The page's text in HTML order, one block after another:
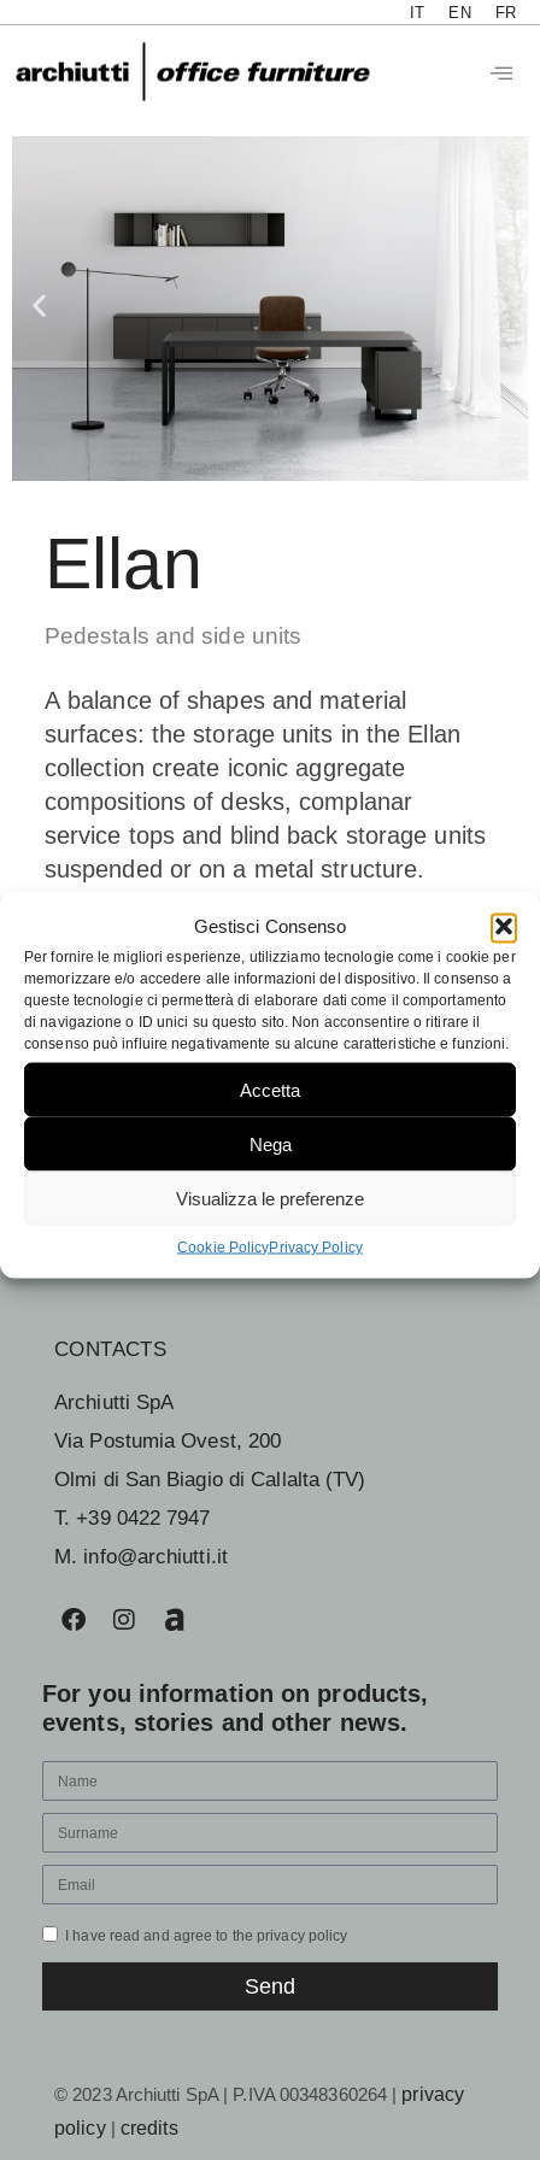
Gestisci Consenso
Per fornire le migliori esperienze, utilizziamo tecnologie come i cookie per
memorizzare e/o accedere alle informazioni del dispositivo. Il consenso a
queste tecnologie ci permetterà di elaborare dati come il comportamento
di navigazione o ID unici su questo sito. Non acconsentire o ritirare il
consenso può influire negativamente su alcune caratteristiche e funzioni.
Accetta
Nega
Visualizza le preferenze
Cookie PolicyPrivacy Policy
IT EN FR
Ellan
Pedestals and side units
A balance of shapes and material
surfaces: the storage units in the Ellan
collection create iconic aggregate
compositions of desks, complanar
service tops and blind back storage units
suspended or on a metal structure.
Design by B+B Associati
DOWNLOAD CATALOG
3D
CONTACTS
Archiutti SpA
Via Postumia Ovest, 200
Olmi di San Biagio di Callalta (TV)
T. +39 0422 7947
M. info@archiutti.it
For you information on products,
events, stories and other news.
I have read and agree to the privacy policy
Send
© 2023 Archiutti SpA | P.IVA 00348360264 | privacy
policy| credits